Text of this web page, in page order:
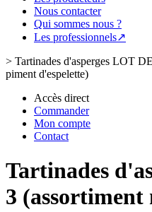
Nous contacter
Qui sommes nous ?
Les professionnels↗
> Tartinades d'asperges LOT
piment d'espelette)
Accès direct
Commander
Mon compte
Contact
Tartinades
3 (assortiment